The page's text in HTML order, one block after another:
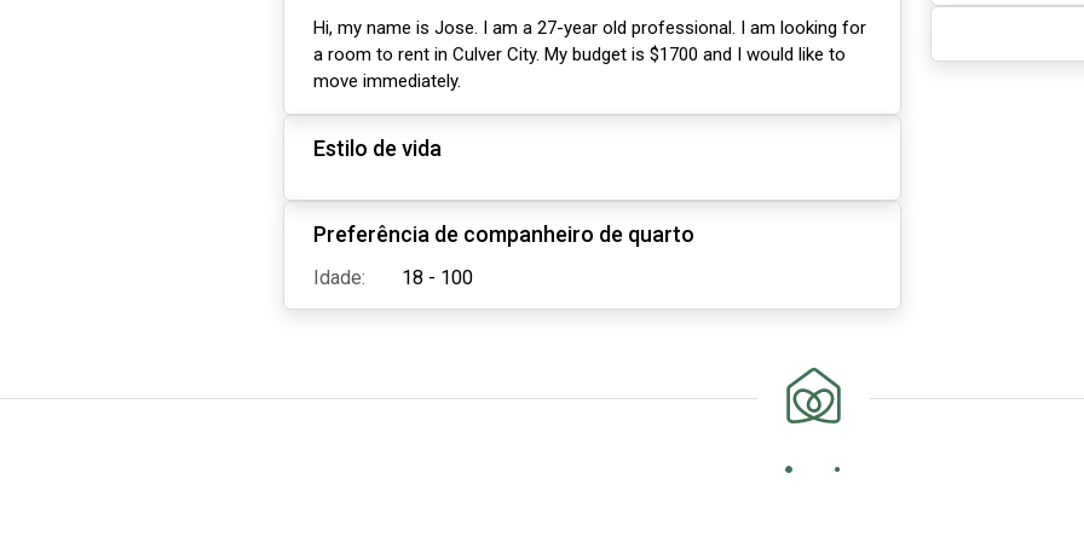
Hi, my name is Jose. I am a 27-year old professional. I am looking for
a room to rent in Culver City. My budget is $1700 and I would like to
move immediately.
Estilo de vida
Preferência de companheiro de quarto
Idade: 18 - 100